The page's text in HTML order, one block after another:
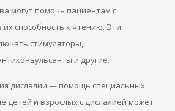
могут помочь пациентам с
способность к чтению. Эти
стимуляторы,
и другие.
дислалии — помощь специальных
детей и взрослых с дислалией может